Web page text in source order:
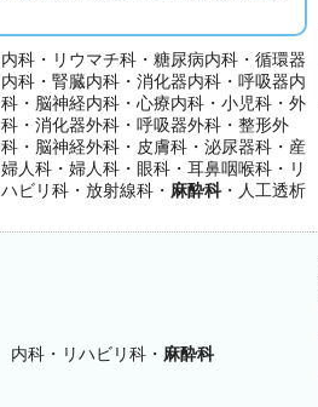
内科・リウマチ科・糖尿病内科・循環器
内科・腎臓内科・消化器内科・呼吸器内
科・脳神経内科・心療内科・小児科・外
科・消化器外科・呼吸器外科・整形外
科・脳神経外科・皮膚科・泌尿器科・産
婦人科・婦人科・眼科・耳鼻咽喉科・リ
ハビリ科・放射線科・ 麻酔科・人工透析
内科・リハビリ科・ 麻酔科